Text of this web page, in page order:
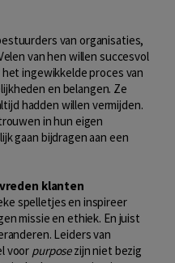
van organisaties,
van hen willen succesvol
ingewikkelde proces van
en belangen. Ze
hadden willen vermijden.
in hun eigen
gaan bijdragen aan een
klanten
spelletjes en inspireer
missie en ethiek. En juist
Leiders van
voor purposezijn niet bezig